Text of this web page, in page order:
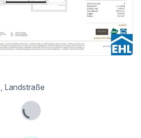
gedacht ist. Nachhaltigkeits-Pioniere und Eco-Tech-Affine finden hier einen Lebensstil, der ökologisches Bewusstsein und modernen Komfort verbindet.
kommen dabei 500 Erdwärmesonden mit 150 Tiefe, mehrere großflächige Dach-PV-Anlagen mit über einem Megawatt installierter Leistung, Wärmepumpen und ein Anschluss an die Fernwärme. Bis zu 80 Prozent der Heizenergie im VILLAGE IM DRITTEN werden aus lokalen Quellen gewonnen.
2027
590 Büro-, Wohn-, und Gewerbeliegenschaften mit rund 1,9 Millionen Quadratmetern vermietbarer Fläche. Der Verkehrswert des Bestandes beträgt rund 4,9 Milliarden Euro. Die Entwicklung attraktiver Stadteile mit durchdachter Infrastruktur zählt zu den Kernkompetenzen der ARE.
Landstraße
Lade...